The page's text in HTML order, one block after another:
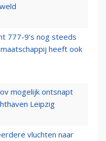
777-9’s nog steeds
heeft ook
mogelijk ontsnapt
Leipzig
vluchten naar